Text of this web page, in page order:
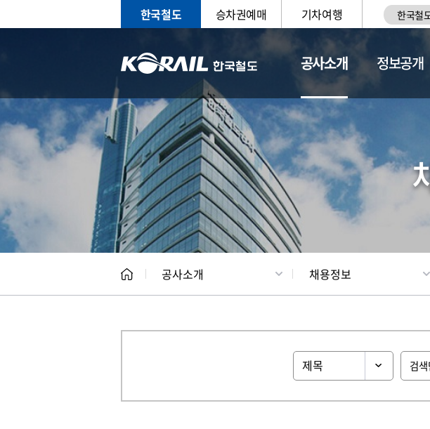
한국철도 승차권예매 기차여행 한국철
공사소개
CEO 일반현황
정보공개
공사소개 채용정보